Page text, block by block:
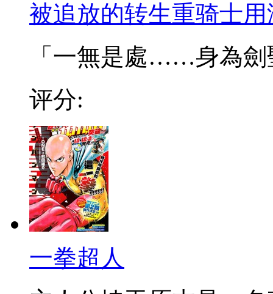
被追放的转生重骑士
「一無是處……身為劍
评分:
一拳超人